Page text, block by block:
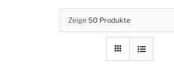
Zeige 50 Produkte